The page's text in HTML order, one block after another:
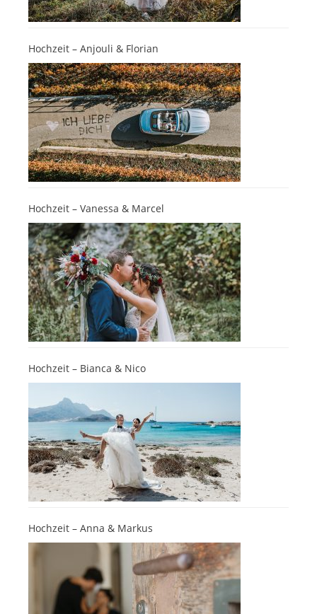
Hochzeit – Anjouli & Florian
Hochzeit – Vanessa & Marcel
Hochzeit – Bianca & Nico
Hochzeit – Anna & Markus